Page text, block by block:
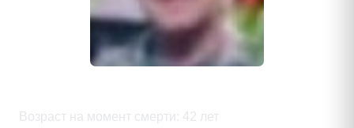
Возраст на момент смерти : 42 лет